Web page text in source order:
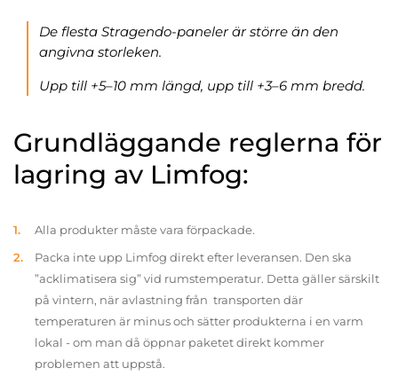
De flesta Stragendo-paneler är större än den
angivna storleken.
Upp till +5–10 mm längd, upp till +3–6 mm bredd.
Grundläggande reglerna för
lagring av Limfog:
Alla produkter måste vara förpackade.
Packa inte upp Limfog direkt efter leveransen. Den ska
”acklimatisera sig” vid rumstemperatur. Detta gäller särskilt
på vintern, när avlastning från transporten där
temperaturen är minus och sätter produkterna i en varm
lokal - om man då öppnar paketet direkt kommer
problemen att uppstå.